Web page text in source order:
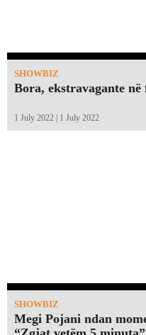
SHOWBIZ
Bora, ekstravagante
1 July 2022 | 1 July 2022
SHOWBIZ
Megi Pojani ndan